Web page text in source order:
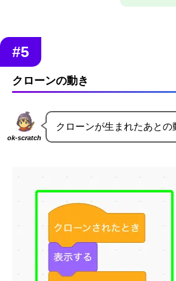
#5
クローンの動き
ok-scratch
クローンが生まれたあとの